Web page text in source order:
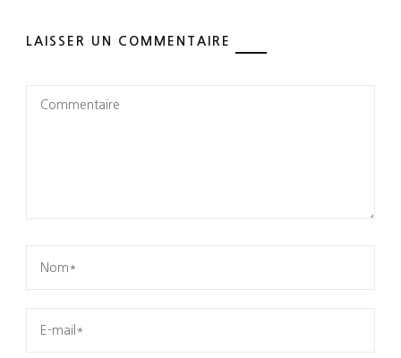
LAISSER UN COMMENTAIRE